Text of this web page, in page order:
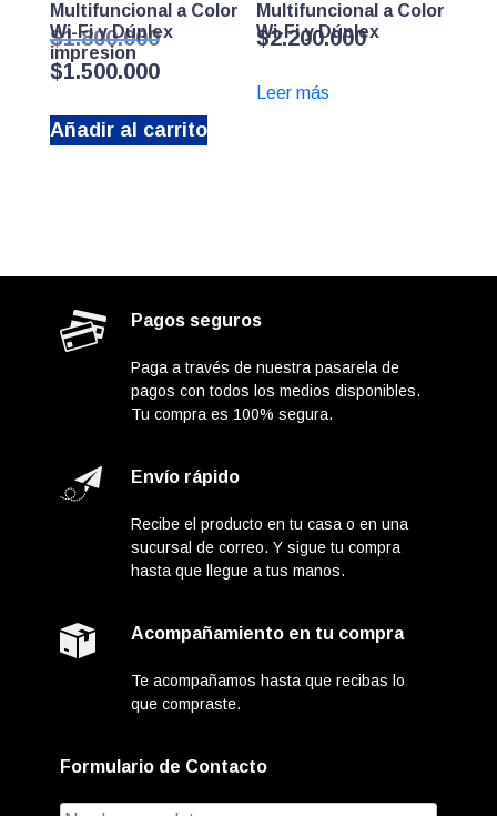
Multifuncional a Color
Wi-Fi y Dúplex
impresion
$1.800.000El
original
$1.800.000.
$1.500.000El
es:
Añadir al carrito
Multifuncional a Color
Wi-Fi y Dúplex
$2.200.000
Leer más
Pagos seguros
Paga a través de nuestra pasarela de
pagos con todos los medios disponibles.
Tu compra es 100% segura.
Envío rápido
Recibe el producto en tu casa o en una
sucursal de correo. Y sigue tu compra
hasta que llegue a tus manos.
Acompañamiento en tu compra
Te acompañamos hasta que recibas lo
que compraste.
Formulario de Contacto